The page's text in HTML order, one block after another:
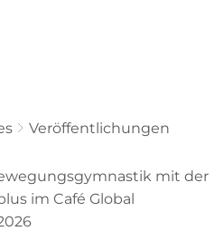
Veröffentlichungen
mit der
im Café Global